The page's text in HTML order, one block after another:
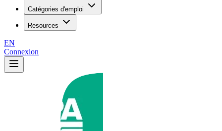
Catégories d'emploi
Resources
EN
Connexion